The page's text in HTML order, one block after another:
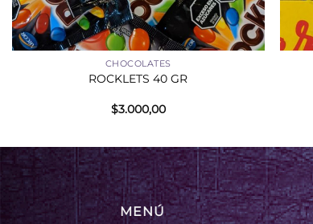
+
CHOCOLATES
ROCKLETS 40 GR
$3.000,00
+
MENÚ